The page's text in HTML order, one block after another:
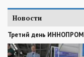
Новости
Третий день